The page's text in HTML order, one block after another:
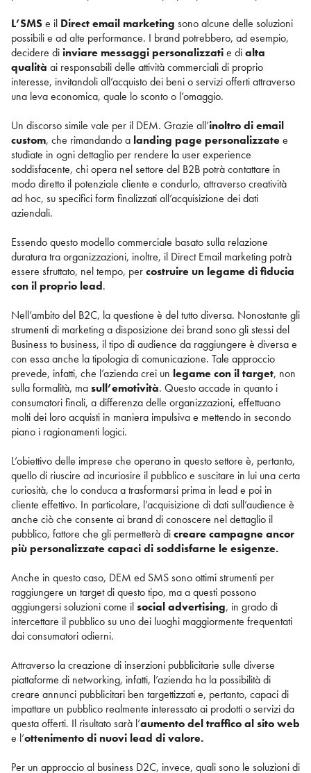
L’SMSe il Direct email marketing sono alcune delle soluzioni
possibili e ad alte performance. I brand potrebbero, ad esempio,
decidere di inviare messaggi personalizzatie dialta
qualità ai responsabili delle attività commerciali di proprio
interesse, invitandoli all’acquisto dei beni o servizi offerti attraverso
una leva economica, quale lo sconto o l’omaggio.
Un discorso simile vale per il DEM. Grazie all’inoltro di email
custom, che rimandando a landing page personalizzatee
studiate in ogni dettaglio per rendere la user experience
soddisfacente, chi opera nel settore del B2B potrà contattare in
modo diretto il potenziale cliente e condurlo, attraverso creatività
ad hoc, su specifici form finalizzati all’acquisizione dei dati
aziendali.
Essendo questo modello commerciale basato sulla relazione
duratura tra organizzazioni, inoltre, il Direct Email marketing potrà
essere sfruttato, nel tempo, percostruire un legame di fiducia
con il proprio lead.
Nell’ambito del B2C, la questione è del tutto diversa. Nonostante gli
strumenti di marketing a disposizione dei brand sono gli stessi del
Business to business, il tipo di audience da raggiungere è diversa e
con essa anche la tipologia di comunicazione. Tale approccio
prevede, infatti, che l’azienda crei un legame con il target, non
sulla formalità, masull’emotività. Questo accade in quanto i
consumatori finali, a differenza delle organizzazioni, effettuano
molti dei loro acquisti in maniera impulsiva e mettendo in secondo
piano i ragionamenti logici.
L’obiettivo delle imprese che operano in questo settore è, pertanto,
quello di riuscire ad incuriosire il pubblico e suscitare in lui una certa
curiosità, che lo conduca a trasformarsi prima in lead e poi in
cliente effettivo. In particolare, l’acquisizione di dati sull’audience è
anche ciò che consente ai brand di conoscere nel dettaglio il
pubblico, fattore che gli permetterà dicreare campagne ancor
più personalizzate capaci di soddisfarne le esigenze.
Anche in questo caso, DEM ed SMS sono ottimi strumenti per
raggiungere un target di questo tipo, ma a questi possono
aggiungersi soluzioni come ilsocial advertising, in grado di
intercettare il pubblico su uno dei luoghi maggiormente frequentati
dai consumatori odierni.
Attraverso la creazione di inserzioni pubblicitarie sulle diverse
piattaforme di networking, infatti, l’azienda ha la possibilità di
creare annunci pubblicitari ben targettizzati e, pertanto, capaci di
impattare un pubblico realmente interessato ai prodotti o servizi da
questa offerti. Il risultato sarà l’aumento del traffico al sito web
e l’ottenimento di nuovi lead di valore.
Per un approccio al business D2C, invece, quali sono le soluzioni di